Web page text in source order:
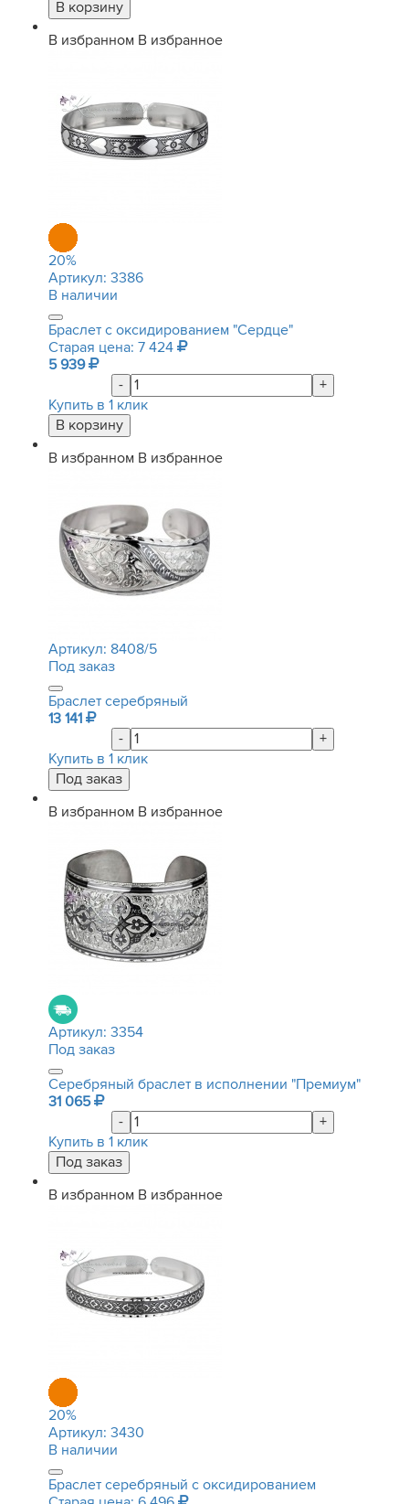
В избранном В избранное
20%
Артикул: 3386
В наличии
Браслет с оксидированием "Сердце"
Старая цена: 7 424
5 939
-
+
Купить в 1 клик
В избранном В избранное
Артикул: 8408/5
Под заказ
Браслет серебряный
13 141
-
+
Купить в 1 клик
В избранном В избранное
Артикул: 3354
Под заказ
Серебряный браслет в исполнении "Премиум"
31 065
-
+
Купить в 1 клик
В избранном В избранное
20%
Артикул: 3430
В наличии
Браслет серебряный с оксидированием